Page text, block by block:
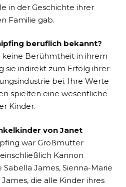
in der Geschichte ihrer
Familie gab.
beruflich bekannt?
Berühmtheit in ihrem
sie indirekt zum Erfolg ihrer
bei. Ihre Werte
spielten eine wesentliche
Kinder.
von Janet
war Großmutter
Kannon
Sabella James, Sienna-Marie
die alle Kinder ihres